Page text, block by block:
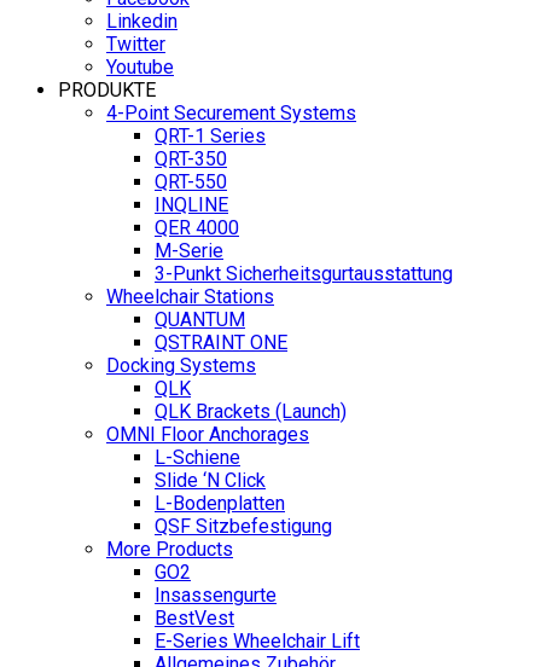
Linkedin
Twitter
Youtube
PRODUKTE
4-Point Securement Systems
QRT-1 Series
QRT-350
QRT-550
INQLINE
QER 4000
M-Serie
3-Punkt Sicherheitsgurtausstattung
Wheelchair Stations
QUANTUM
QSTRAINT ONE
Docking Systems
QLK
QLK Brackets (Launch)
OMNI Floor Anchorages
L-Schiene
Slide ‘N Click
L-Bodenplatten
QSF Sitzbefestigung
More Products
GO2
Insassengurte
BestVest
E-Series Wheelchair Lift